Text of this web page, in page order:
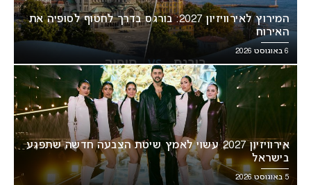
המירוץ לאירוויזיון 2027: בורגס בדרך לחטוף לסופיה את
האירוח
6 באוגוסט 2026
אירוויזיון 2027 עשוי לאמץ שיטת הצבעה חדשה שתפגע
בישראל
5 באוגוסט 2026